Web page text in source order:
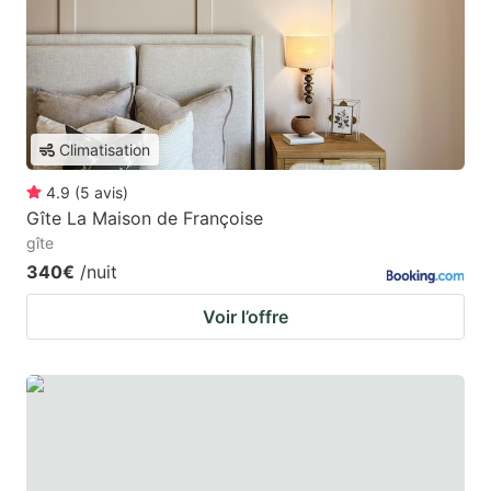
Climatisation
4.9 (5 avis)
Gîte La Maison de Françoise
gîte
340€ /nuit
Voir l’offre